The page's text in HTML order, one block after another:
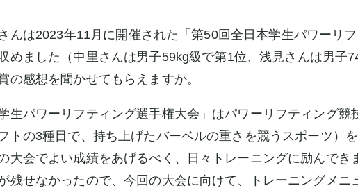
は2023年11月に開催された「第50回全日本学生パワーリ
めました（中里さんは男子59kg級で第1位、浅見さんは男子
の感想を聞かせてもらえますか。
生パワーリフティング選手権大会」はパワーリフティング競
トの3種目で、持ち上げたバーベルの重さを競うスポーツ）
大会でよい成績をあげるべく、日々トレーニングに励んでき
残せなかったので、今回の大会に向けて、トレーニングメニ